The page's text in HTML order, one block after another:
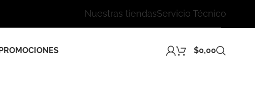
Nuestras tiendasServicio Técnico
$0,00